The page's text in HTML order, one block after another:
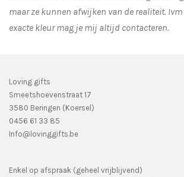
maar ze kunnen afwijken van de realiteit. Ivm
exacte kleur mag je mij altijd contacteren.
Loving gifts
Smeetshoevenstraat 17
3580 Beringen (Koersel)
0456 61 33 85
Info@lovinggifts.be
Enkel op afspraak (geheel vrijblijvend)